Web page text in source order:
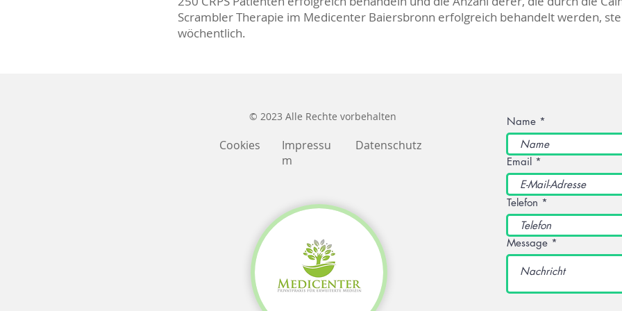
Scrambler Therapie im Medicenter Baiersbronn erfolgreich behandelt werden,
wöchentlich.
© 2023 Alle Rechte vorbehalten
Cookies
Impressu
m
Datenschutz
Name
Email
Telefon
Message